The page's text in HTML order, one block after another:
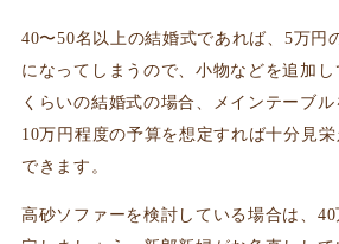
40〜50名以上の結婚式であれば、5万円
になってしまうので、小物などを追加
くらいの結婚式の場合、メインテーブ
10万円程度の予算を想定すれば十分見
できます。
高砂ソファーを検討している場合は、